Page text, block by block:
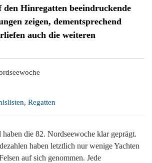
den Hinregatten beeindruckende
zeigen, dementsprechend
auch die weiteren
, Regatten
die 82. Nordseewoche klar geprägt.
haben letztlich nur wenige Yachten
auf sich genommen. Jede